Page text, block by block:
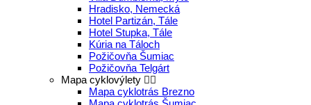
Hradisko, Nemecká
Hotel Partizán, Tále
Hotel Stupka, Tále
Kúria na Táloch
Požičovňa Šumiac
Požičovňa Telgárt
Mapa cyklovýlety
Mapa cyklotrás Brezno